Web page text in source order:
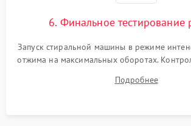
6. Финальное тестирование
Запуск стиральной машины в режиме
отжима на максимальных оборотах.
корректности слива, отсутствия
посторонних стуков и протечек под
Подробнее